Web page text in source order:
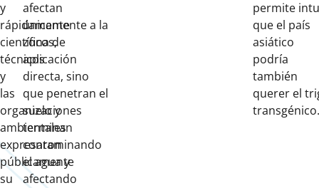
y
rápidamente
científicos,
técnicos
y
las
organizaciones
ambientales
expresaron
públicamente
su
afectan
únicamente a la
zona de
aplicación
directa, sino
que penetran el
suelo y
terminan
contaminando
el agua y
afectando
permite
que el país
asiático
podría
también
querer el